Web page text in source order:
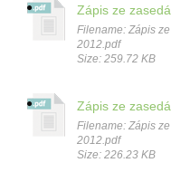
Zápis ze
Filename: Zápis
2012.pdf
Size: 259.72 KB
Zápis ze
Filename: Zápis
2012.pdf
Size: 226.23 KB